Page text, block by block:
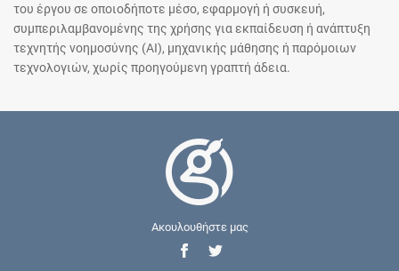
του έργου σε οποιοδήποτε μέσο, εφαρμογή ή συσκευή,
συμπεριλαμβανομένης της χρήσης για εκπαίδευση ή ανάπτυξη
τεχνητής νοημοσύνης (AI), μηχανικής μάθησης ή παρόμοιων
τεχνολογιών, χωρίς προηγούμενη γραπτή άδεια.
Ακουλουθήστε μας